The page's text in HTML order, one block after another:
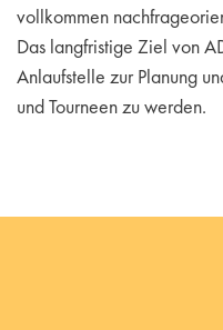
vollkommen
Das langfristige Ziel von
Anlaufstelle zur Planung
und Tourneen zu werden.